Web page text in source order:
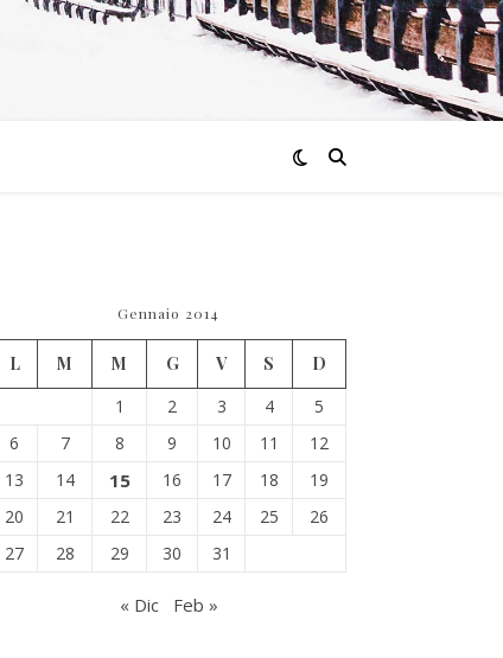
Gennaio 2014
L M M G V S
D
1
2 3 4
5
6
7 8 9 10 11
12
13
14 15 16 17 18
19
20
21 22 23 24 25
26
27
28 29 30 31
« Dic Feb »